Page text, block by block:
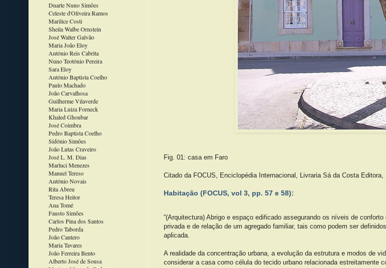
Fig. 01: casa em Faro
Citado da FOCUS, Enciclopédia Internacional, Livraria Sá da Costa
Habitação (FOCUS, vol 3, pp. 57 e 58):
“(Arquitectura) Abrigo e espaço edificado assegurando os níveis de
privada e de relação de um agregado familiar, tais como podem ser
aplicada.
A realidade da concentração urbana, a evolução da estrutura e modos de
considerar a casa como célula do tecido urbano relacionada estreitamente
Duarte Nuno Simões
Celeste d'Oliveira Ramos
Marilice Costi
Sheila Walbe Ornstein
José Walter Galvão
Maria João Eloy
António Reis Cabrita
Nuno Teotónio Pereira
Sara Eloy
António Baptista Coelho
Paulo Machado
João Carvalhosa
Guilherme Vilaverde
Maria Luiza Forneck
Khaled Ghoubar
José Coimbra
Pedro Baptista Coelho
Sidónio Simões
João Lutas Craveiro
José L. M. Dias
Marluci Menezes
Manuel Tereso
António Novais
Rita Abreu
Teresa Heitor
Ana Tomé
Fausto Simões
Carlos Pina dos Santos
Pedro Taborda
João Cantero
Maria Tavares
João Ferreira Bento
Alberto José de Sousa